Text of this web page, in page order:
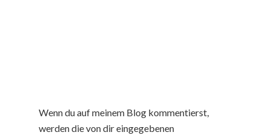
Wenn du auf meinem Blog kommentierst,
werden die von dir eingegebenen